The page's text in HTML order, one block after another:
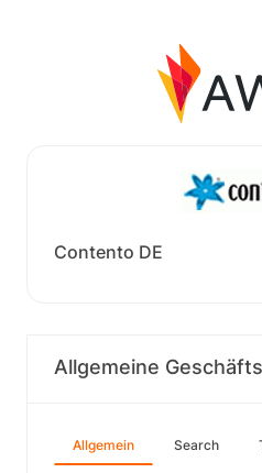
Contento DE
Allgemeine
Allgemein Search